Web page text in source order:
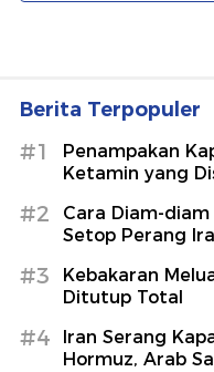
Berita Terpopuler
#1
Penampakan
Ketamin yang
#2
Cara Diam-
Setop Perang
#3
Kebakaran
Ditutup Total
#4
Iran Serang
Hormuz, Arab